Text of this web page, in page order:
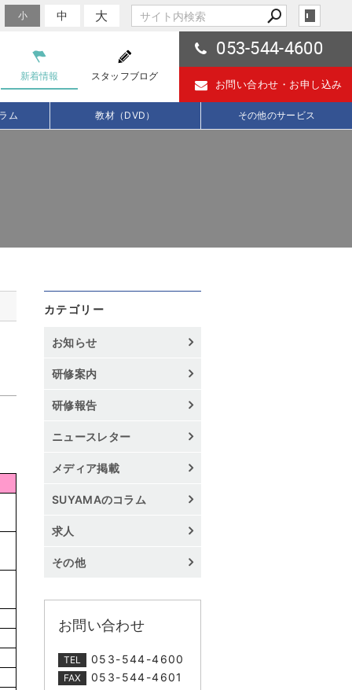
小 中 大
新着情報 スタッフブログ
053-544-4600
お問い合わせ・ お申し込み
ム 教材（DVD） その他のサービス
カテゴリー
お知らせ
研修案内
研修報告
ニュースレター
メディア掲載
SUYAMAのコラム
求人
その他
お問い合わせ
TEL 053-544-4600
FAX 053-544-4601